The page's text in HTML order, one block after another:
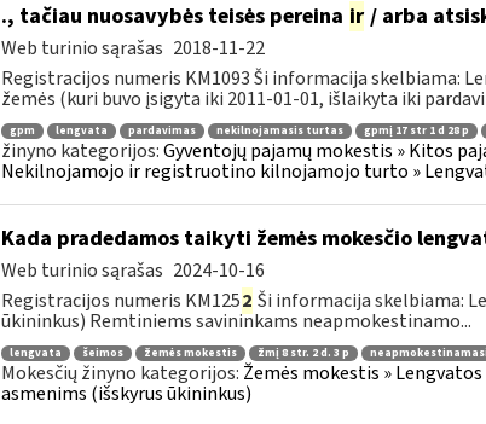
., tačiau nuosavybės teisės pereina ir/ arba
Web turinio sąrašas 2018-11-22
Registracijos numeris KM1093 Ši informacija skelbiama:
žemės (kuri buvo įsigyta iki 2011-01-01, išlaikyta iki
gpm lengvata pardavimas nekilnojamasis turtas gpmį 17 str 1 d 28 p
žinyno kategorijos:Gyventojų pajamų mokestis » Kitos
Nekilnojamojo ir registruotino kilnojamojo turto »
Kada pradedamos taikyti žemės mokesčio
Web turinio sąrašas 2024-10-16
Registracijos numeris KM1252 Ši informacija skelbiama:
ūkininkus) Remtiniems savininkams neapmokestinamo...
lengvata šeimos žemės mokestis žmį 8 str. 2 d. 3 p
Mokesčių žinyno kategorijos: Žemės mokestis »
asmenims (išskyrus ūkininkus)